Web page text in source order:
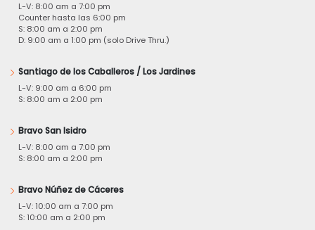
L-V: 8:00 am a 7:00 pm
Counter hasta las 6:00 pm
S: 8:00 am a 2:00 pm
D: 9:00 am a 1:00 pm (solo Drive Thru.)
Santiago de los Caballeros / Los Jardines
L-V: 9:00 am a 6:00 pm
S: 8:00 am a 2:00 pm
Bravo San Isidro
L-V: 8:00 am a 7:00 pm
S: 8:00 am a 2:00 pm
Bravo Núñez de Cáceres
L-V: 10:00 am a 7:00 pm
S: 10:00 am a 2:00 pm